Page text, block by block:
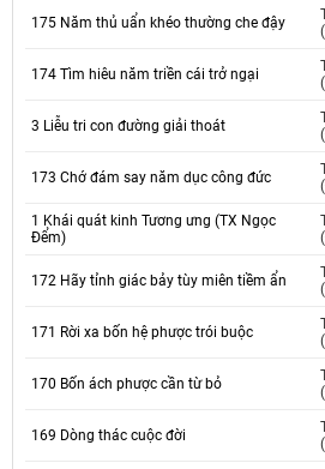
175 Năm thủ uẩn khéo thường che đậy
174 Tìm hiêu năm triền cái trở ngại
3 Liễu tri con đường giải thoát
173 Chớ đám say năm dục công đức
1 Khái quát kinh Tương ưng (TX Ngọc
Đểm)
172 Hãy tỉnh giác bảy tùy miên tiềm ẩn
171 Rời xa bốn hệ phược trói buộc
170 Bốn ách phược cần từ bỏ
169 Dòng thác cuộc đời